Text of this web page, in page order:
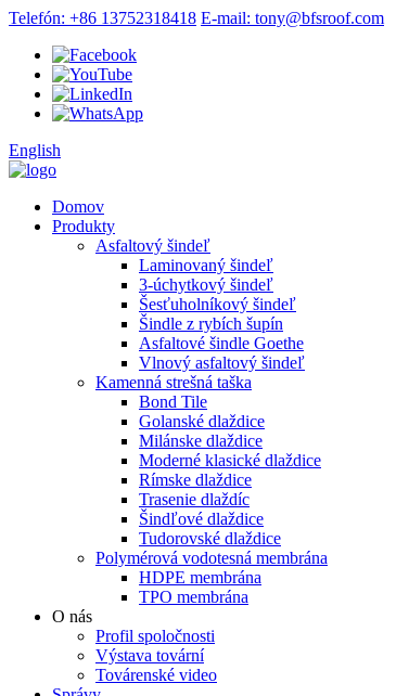
Telefón: +86 13752318418 E-mail: tony@bfsroof.com
English
Domov
Produkty
Asfaltový šindeľ
Laminovaný šindeľ
3-úchytkový šindeľ
Šesťuholníkový šindeľ
Šindle z rybích šupín
Asfaltové šindle Goethe
Vlnový asfaltový šindeľ
Kamenná strešná taška
Bond Tile
Golanské dlaždice
Milánske dlaždice
Moderné klasické dlaždice
Rímske dlaždice
Trasenie dlaždíc
Šindľové dlaždice
Tudorovské dlaždice
Polymérová vodotesná membrána
HDPE membrána
TPO membrána
O nás
Profil spoločnosti
Výstava tovární
Továrenské video